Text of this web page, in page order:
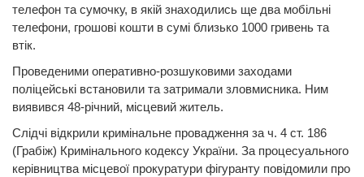
телефон та сумочку, в якій знаходились ще два мобільні
телефони, грошові кошти в сумі близько 1000 гривень та
втік.
Проведеними оперативно-розшуковими заходами
поліцейські встановили та затримали зловмисника. Ним
виявився 48-річний, місцевий житель.
Слідчі відкрили кримінальне провадження за ч. 4 ст. 186
(Грабіж) Кримінального кодексу України. За процесуального
керівництва місцевої прокуратури фігуранту повідомили про